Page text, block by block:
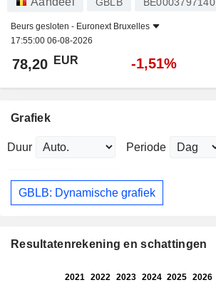
Beurs gesloten - Euronext Bruxelles
17:55:00 06-08-2026
78,20 EUR -1,51%
Grafiek
Duur Periode
GBLB: Dynamische grafiek
Resultatenrekening en schattingen